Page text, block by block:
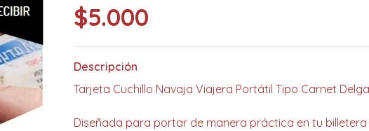
$5.000
Descripción
Tarjeta Cuchillo Navaja Viajera Portátil Tipo Carnet
Diseñada para portar de manera práctica en tu